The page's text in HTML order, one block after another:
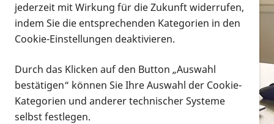
Infomaterial
Infomaterial
Vorlesen
Alle Infomaterialien in verschiedenen
Formaten an einem Ort
jederzeit mit Wirkung für die Zukunft widerrufen,
indem Sie die entsprechenden Kategorien in den
Cookie-Einstellungen deaktivieren.
Durch das Klicken auf den Button „Auswahl
bestätigen“ können Sie Ihre Auswahl der Cookie-
Kategorien und anderer technischer Systeme
selbst festlegen.